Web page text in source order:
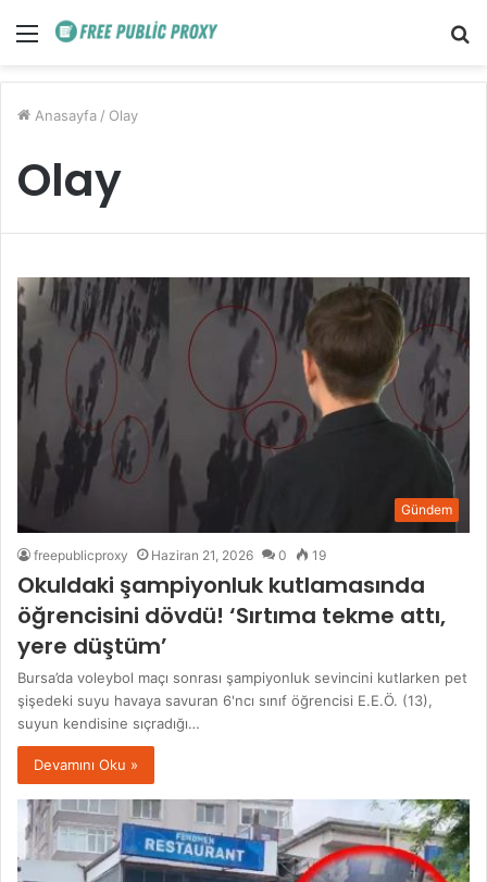
Menü
Anasayfa / Olay
Olay
Gündem
freepublicproxy Haziran 21, 2026 0 19
Okuldaki şampiyonluk kutlamasında
öğrencisini dövdü! ‘Sırtıma tekme attı,
yere düştüm’
Bursa’da voleybol maçı sonrası şampiyonluk sevincini kutlarken pet
şişedeki suyu havaya savuran 6'ncı sınıf öğrencisi E.E.Ö. (13),
suyun kendisine sıçradığı…
Devamını Oku »